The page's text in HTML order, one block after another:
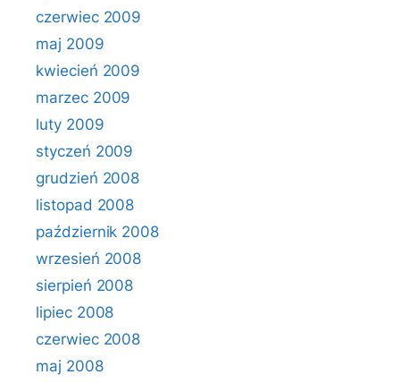
czerwiec 2009
maj 2009
kwiecień 2009
marzec 2009
luty 2009
styczeń 2009
grudzień 2008
listopad 2008
październik 2008
wrzesień 2008
sierpień 2008
lipiec 2008
czerwiec 2008
maj 2008